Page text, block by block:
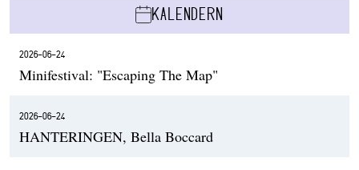
KALENDERN
2026-06-24
Minifestival: "Escaping The Map"
2026-06-24
HANTERINGEN, Bella Boccard